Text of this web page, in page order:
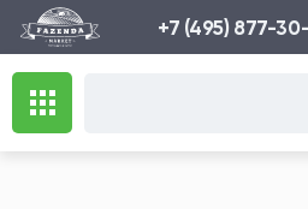
+7 (495) 877-